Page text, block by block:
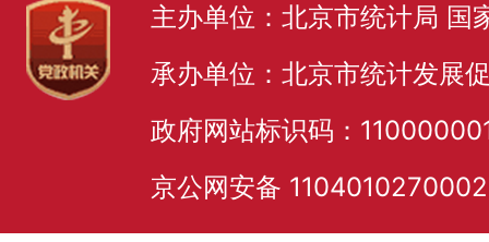
主办单位：北京市统计局 国
承办单位：北京市统计发展
政府网站标识码：
京公网安备